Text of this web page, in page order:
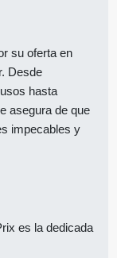
su oferta en
Desde
hasta
asegura de que
impecables y
es la dedicada